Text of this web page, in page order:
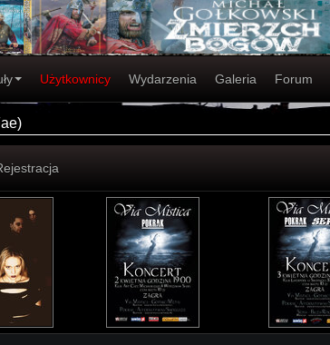
Użytkownicy Wydarzenia Galeria Forum